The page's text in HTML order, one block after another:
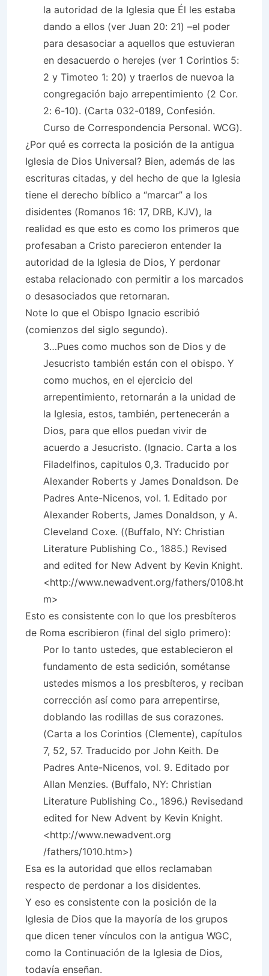
la autoridad de la Iglesia que Él les estaba
dando a ellos (ver Juan 20: 21) –el poder
para desasociar a aquellos que estuvieran
en desacuerdo o herejes (ver 1 Corintios 5:
2 y Timoteo 1: 20) y traerlos de nuevoa la
congregación bajo arrepentimiento (2 Cor.
2: 6-10). (Carta 032-0189, Confesión.
Curso de Correspondencia Personal. WCG).
¿Por qué es correcta la posición de la antigua
Iglesia de Dios Universal? Bien, además de las
escrituras citadas, y del hecho de que la Iglesia
tiene el derecho bíblico a “marcar” a los
disidentes (Romanos 16: 17, DRB, KJV), la
realidad es que esto es como los primeros que
profesaban a Cristo parecieron entender la
autoridad de la Iglesia de Dios, Y perdonar
estaba relacionado con permitir a los marcados
o desasociados que retornaran.
Note lo que el Obispo Ignacio escribió
(comienzos del siglo segundo).
3…Pues como muchos son de Dios y de
Jesucristo también están con el obispo. Y
como muchos, en el ejercicio del
arrepentimiento, retornarán a la unidad de
la Iglesia, estos, también, pertenecerán a
Dios, para que ellos puedan vivir de
acuerdo a Jesucristo. (Ignacio. Carta a los
Filadelfinos, capitulos 0,3. Traducido por
Alexander Roberts y James Donaldson. De
Padres Ante-Nicenos, vol. 1. Editado por
Alexander Roberts, James Donaldson, y A.
Cleveland Coxe. ((Buffalo, NY: Christian
Literature Publishing Co., 1885.) Revised
and edited for New Advent by Kevin Knight.
<http://www.newadvent.org/fathers/0108.ht
m>
Esto es consistente con lo que los presbíteros
de Roma escribieron (final del siglo primero):
Por lo tanto ustedes, que establecieron el
fundamento de esta sedición, sométanse
ustedes mismos a los presbíteros, y reciban
corrección así como para arrepentirse,
doblando las rodillas de sus corazones.
(Carta a los Corintios (Clemente), capítulos
7, 52, 57. Traducido por John Keith. De
Padres Ante-Nicenos, vol. 9. Editado por
Allan Menzies. (Buffalo, NY: Christian
Literature Publishing Co., 1896.) Revisedand
edited for New Advent by Kevin Knight.
<http://www.newadvent.org
/fathers/1010.htm>)
Esa es la autoridad que ellos reclamaban
respecto de perdonar a los disidentes.
Y eso es consistente con la posición de la
Iglesia de Dios que la mayoría de los grupos
que dicen tener vínculos con la antigua WGC,
como la Continuación de la Iglesia de Dios,
todavía enseñan.